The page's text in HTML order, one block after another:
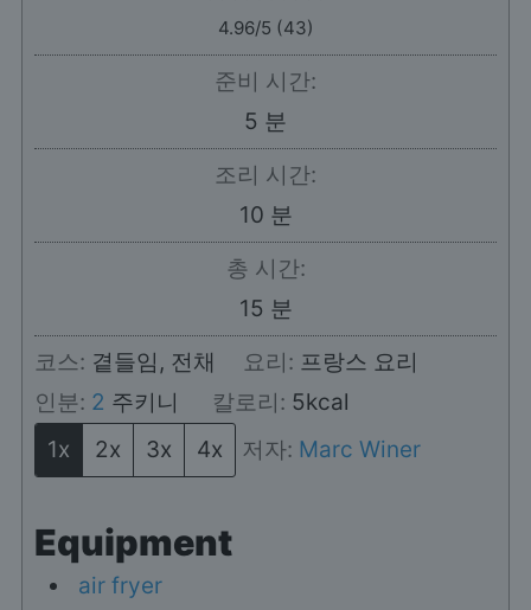
4.96/5 (43)
준비 시간:
5 분
분
조리 시간:
10분
분
총 시간:
15 분
분
코스: 곁들임, 전채 요리: 프랑스 요리
인분: 2 주키니 칼로리: 5kcal
1x
2x 3x 4x 저자: Marc Winer
Equipment
air fryer